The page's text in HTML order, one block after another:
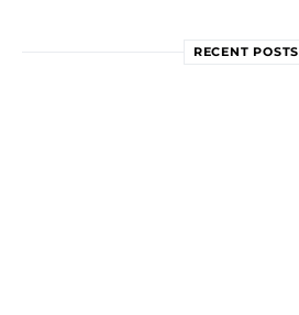
RECENT POSTS